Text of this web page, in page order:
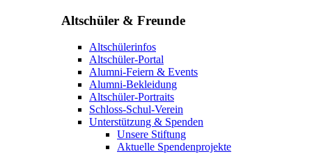
Altschüler & Freunde
Altschülerinfos
Altschüler-Portal
Alumni-Feiern & Events
Alumni-Bekleidung
Altschüler-Portraits
Schloss-Schul-Verein
Unterstützung & Spenden
Unsere Stiftung
Aktuelle Spendenprojekte